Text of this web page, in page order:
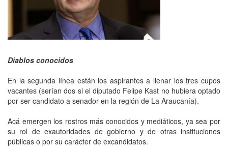
Diablos conocidos
En la segunda línea están los aspirantes a llenar los tres cupos
vacantes (serían dos si el diputado Felipe Kast no hubiera optado
por ser candidato a senador en la región de La Araucanía).
Acá emergen los rostros más conocidos y mediáticos, ya sea por
su rol de exautoridades de gobierno y de otras instituciones
públicas o por su carácter de excandidatos.